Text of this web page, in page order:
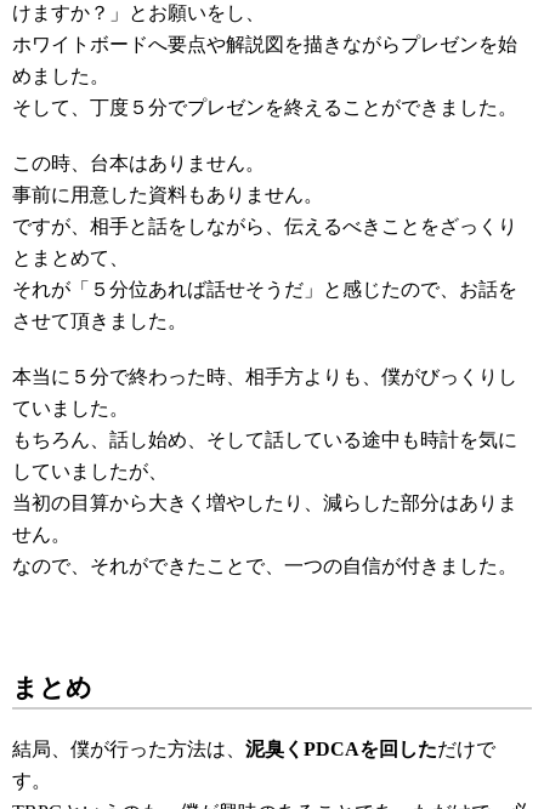
けますか？」とお願いをし、
ホワイトボードへ要点や解説図を描きながらプレゼンを始
めました。
そして、丁度５分でプレゼンを終えることができました。
この時、台本はありません。
事前に用意した資料もありません。
ですが、相手と話をしながら、伝えるべきことをざっくり
とまとめて、
それが「５分位あれば話せそうだ」と感じたので、お話を
させて頂きました。
本当に５分で終わった時、相手方よりも、僕がびっくりし
ていました。
もちろん、話し始め、そして話している途中も時計を気に
していましたが、
当初の目算から大きく増やしたり、減らした部分はありま
せん。
なので、それができたことで、一つの自信が付きました。
まとめ
結局、僕が行った方法は、 泥臭くPDCAを回しただけで
す。